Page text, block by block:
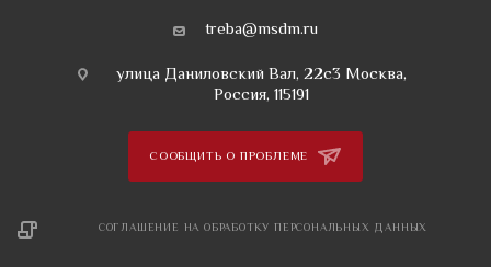
treba@msdm.ru
улица Даниловский Вал, 22с3 Москва,
Россия, 115191
СООБЩИТЬ О ПРОБЛЕМЕ
СОГЛАШЕНИЕ НА ОБРАБОТКУ ПЕРСОНАЛЬНЫХ ДАННЫХ